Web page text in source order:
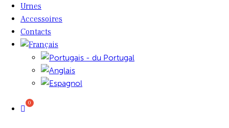
Urnes
Accessoires
Contacts